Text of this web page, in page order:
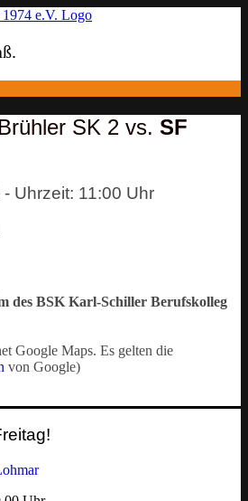
SK 2 vs. SF
Uhrzeit: 11:00 Uhr
des BSK Karl-Schiller Berufskolleg
Google Maps. Es gelten die
von Google)